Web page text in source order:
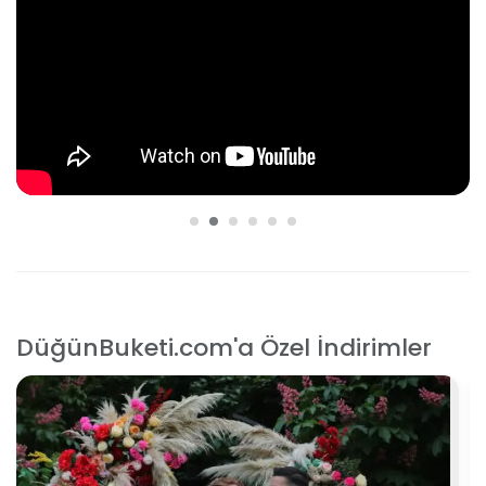
DüğünBuketi.com'a Özel İndirimler